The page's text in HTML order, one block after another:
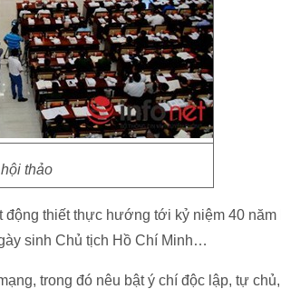
thảo
thiết thực hướng tới kỷ niệm 40 năm
sinh Chủ tịch Hồ Chí Minh…
trong đó nêu bật ý chí độc lập, tự